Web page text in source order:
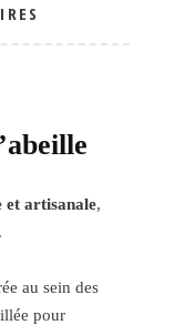
et artisanale,
au sein des
pour